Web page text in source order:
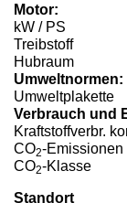
Motor:
kW / PS
Treibstoff
Hubraum
Umweltnormen:
Umweltplakette
Verbrauch und
Kraftstoffverbr.
CO2-Emissionen
CO2-Klasse
Standort